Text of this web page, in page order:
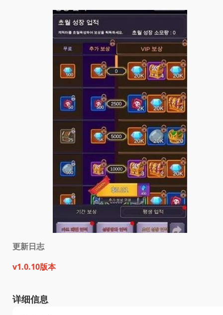
更新日志
v1.0.10版本
详细信息